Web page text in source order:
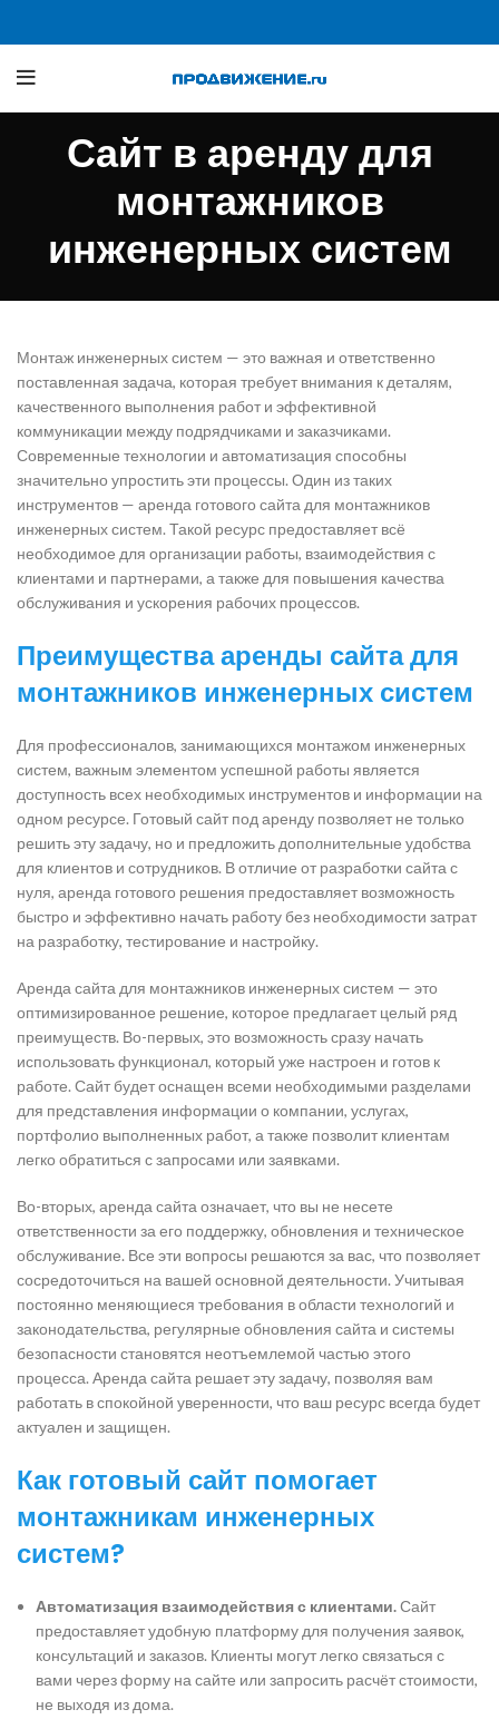
Сайт в аренду для
монтажников
инженерных систем
Монтаж инженерных систем — это важная и ответственно
поставленная задача, которая требует внимания к деталям,
качественного выполнения работ и эффективной
коммуникации между подрядчиками и заказчиками.
Современные технологии и автоматизация способны
значительно упростить эти процессы. Один из таких
инструментов — аренда готового сайта для монтажников
инженерных систем. Такой ресурс предоставляет всё
необходимое для организации работы, взаимодействия с
клиентами и партнерами, а также для повышения качества
обслуживания и ускорения рабочих процессов.
Преимущества аренды сайта для
монтажников инженерных систем
Для профессионалов, занимающихся монтажом инженерных
систем, важным элементом успешной работы является
доступность всех необходимых инструментов и информации на
одном ресурсе. Готовый сайт под аренду позволяет не только
решить эту задачу, но и предложить дополнительные удобства
для клиентов и сотрудников. В отличие от разработки сайта с
нуля, аренда готового решения предоставляет возможность
быстро и эффективно начать работу без необходимости затрат
на разработку, тестирование и настройку.
Аренда сайта для монтажников инженерных систем — это
оптимизированное решение, которое предлагает целый ряд
преимуществ. Во-первых, это возможность сразу начать
использовать функционал, который уже настроен и готов к
работе. Сайт будет оснащен всеми необходимыми разделами
для представления информации о компании, услугах,
портфолио выполненных работ, а также позволит клиентам
легко обратиться с запросами или заявками.
Во-вторых, аренда сайта означает, что вы не несете
ответственности за его поддержку, обновления и техническое
обслуживание. Все эти вопросы решаются за вас, что позволяет
сосредоточиться на вашей основной деятельности. Учитывая
постоянно меняющиеся требования в области технологий и
законодательства, регулярные обновления сайта и системы
безопасности становятся неотъемлемой частью этого
процесса. Аренда сайта решает эту задачу, позволяя вам
работать в спокойной уверенности, что ваш ресурс всегда будет
актуален и защищен.
Как готовый сайт помогает
монтажникам инженерных
систем?
Автоматизация взаимодействия с клиентами.Сайт
предоставляет удобную платформу для получения заявок,
консультаций и заказов. Клиенты могут легко связаться с
вами через форму на сайте или запросить расчёт стоимости,
не выходя из дома.